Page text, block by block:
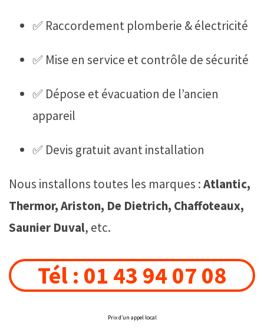
✅ Raccordement plomberie & électricité
✅ Mise en service et contrôle de sécurité
✅ Dépose et évacuation de l’ancien
appareil
✅ Devis gratuit avant installation
Nous installons toutes les marques :Atlantic,
Thermor, Ariston, De Dietrich, Chaffoteaux,
Saunier Duval, etc.
Tél : 01 43 94 07 08
Prix d’un appel local